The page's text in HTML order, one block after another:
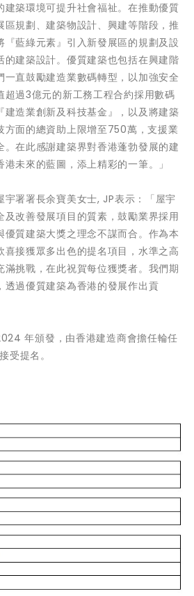
建築環境可提升社會福祉。在推動優質
區規劃、建築物設計、興建等階段，推
『藍綠元素』引入新發展區的規劃及設
的建築設計。優質建築也包括在興建階
一直鼓勵建造業數碼轉型，以加強安全
超過3億元的新工務工程合約採用數碼
建造業創新及科技基金』，以及將建築
方面的總資助上限增至750萬，支援業
。在此感謝建築界對香港蓬勃發展的建
未來的藍圖，添上精彩的一筆。」
署署長余寶美女士, JP表示：「屋宇
及改善發展項目的質素，鼓勵業界採用
優質建築大獎之理念不謀而合。作為本
喜接獲眾多出色的提名項目，水準之高
滿挑戰，在此祝賀每位獲獎者。我們期
透過優質建築為香港的發展作出貢
年頒發，由香港建造商會擔任輪任
受提名。